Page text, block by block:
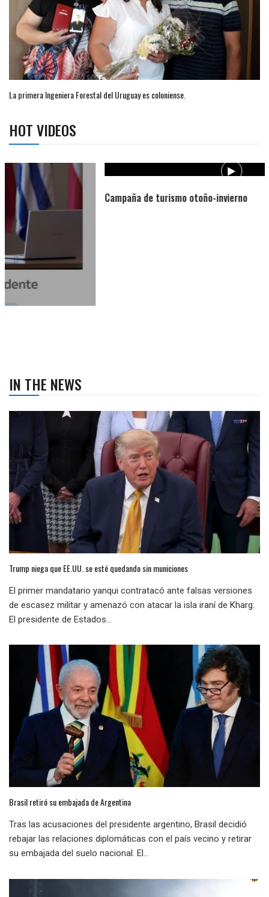
La primera Ingeniera Forestal del Uruguay es coloniense.
HOT VIDEOS
Campaña de turismo otoño-invierno
IN THE NEWS
Trump niega que EE.UU. se esté quedando sin municiones
El primer mandatario yanqui contratacó ante falsas versiones
de escasez militar y amenazó con atacar la isla iraní de Kharg:
El presidente de Estados...
Brasil retiró su embajada de Argentina
Tras las acusaciones del presidente argentino, Brasil decidió
rebajar las relaciones diplomáticas con el país vecino y retirar
su embajada del suelo nacional. El...